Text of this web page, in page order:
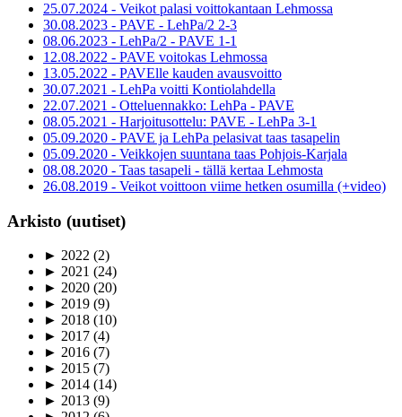
25.07.2024 - Veikot palasi voittokantaan Lehmossa
30.08.2023 - PAVE - LehPa/2 2-3
08.06.2023 - LehPa/2 - PAVE 1-1
12.08.2022 - PAVE voitokas Lehmossa
13.05.2022 - PAVElle kauden avausvoitto
30.07.2021 - LehPa voitti Kontiolahdella
22.07.2021 - Otteluennakko: LehPa - PAVE
08.05.2021 - Harjoitusottelu: PAVE - LehPa 3-1
05.09.2020 - PAVE ja LehPa pelasivat taas tasapelin
05.09.2020 - Veikkojen suuntana taas Pohjois-Karjala
08.08.2020 - Taas tasapeli - tällä kertaa Lehmosta
26.08.2019 - Veikot voittoon viime hetken osumilla (+video)
Arkisto (uutiset)
► 2022 (2)
► 2021 (24)
► 2020 (20)
► 2019 (9)
► 2018 (10)
► 2017 (4)
► 2016 (7)
► 2015 (7)
► 2014 (14)
► 2013 (9)